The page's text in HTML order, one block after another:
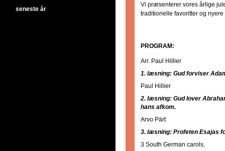
Vi præsenterer vores årlige
traditionelle favoritter og
PROGRAM:
Arr. Paul Hillier
1. læsning: Gud forviser
Paul Hillier
2. læsning: Gud lover
hans afkom.
Arvo Pärt
3. læsning: Profeten Esajas
3 South German carols,
seneste år